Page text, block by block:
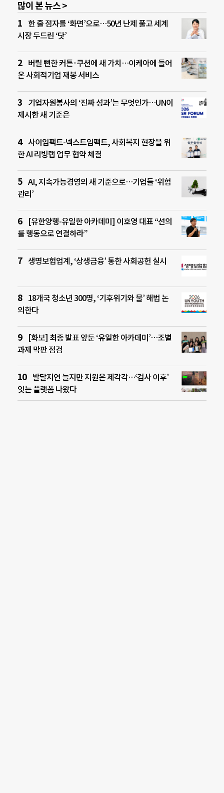
많이 본 뉴스 >
한 줄 점자를 ‘화면’으로…50년 난제 풀고 세계
시장 두드린 ‘닷’
버릴 뻔한 커튼·쿠션에 새 가치…이케아에 들어
온 사회적기업 재봉 서비스
기업자원봉사의 ‘진짜 성과’는 무엇인가…UN이
제시한 새 기준은
사이임팩트-넥스트임팩트, 사회복지 현장을 위
한 AI 리빙랩 업무 협약 체결
AI, 지속가능경영의 새 기준으로…기업들 ‘위험
관리’
[유한양행-유일한 아카데미] 이호영 대표 “선의
를 행동으로 연결하라”
생명보험업계, ‘상생금융’ 통한 사회공헌 실시
18개국 청소년 300명, ‘기후위기와 물’ 해법 논
의한다
[화보] 최종 발표 앞둔 ‘유일한 아카데미’…조별
과제 막판 점검
발달지연 늘지만 지원은 제각각…‘검사 이후’
잇는 플랫폼 나왔다